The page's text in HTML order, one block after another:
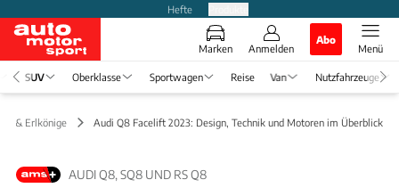
Hefte
Marken Anmelden
Abo
Menü
SUV Oberklasse Sportwagen Reise Van Nutzfahrzeuge
& Erlkönige Audi Q8 Facelift 2023: Design, Technik und Motoren im Überblick
AUDI Q8, SQ8 UND RS Q8